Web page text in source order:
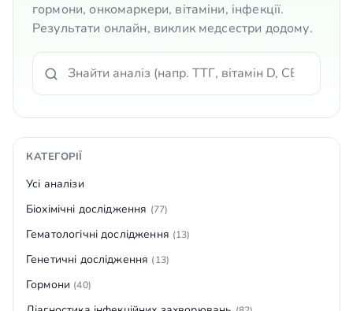
гормони, онкомаркери, вітаміни, інфекції.
Результати онлайн, виклик медсестри додому.
КАТЕГОРІЇ
Усі аналізи
Біохімічні дослідження (77)
Гематологічні дослідження (13)
Генетичні дослідження (13)
Гормони (40)